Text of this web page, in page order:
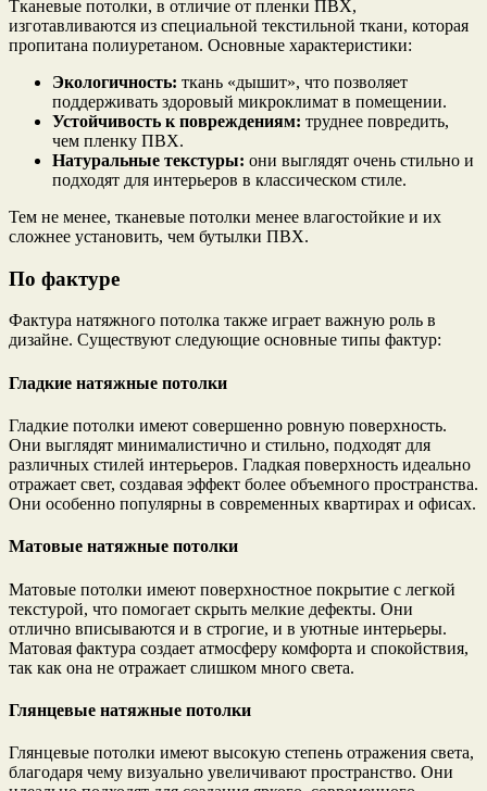
Тканевые потолки, в отличие от пленки ПВХ,
изготавливаются из специальной текстильной ткани, которая
пропитана полиуретаном. Основные характеристики:
Экологичность: ткань «дышит», что позволяет
поддерживать здоровый микроклимат в помещении.
Устойчивость к повреждениям: труднее повредить,
чем пленку ПВХ.
Натуральные текстуры: они выглядят очень стильно и
подходят для интерьеров в классическом стиле.
Тем не менее, тканевые потолки менее влагостойкие и их
сложнее установить, чем бутылки ПВХ.
По фактуре
Фактура натяжного потолка также играет важную роль в
дизайне. Существуют следующие основные типы фактур:
Гладкие натяжные потолки
Гладкие потолки имеют совершенно ровную поверхность.
Они выглядят минималистично и стильно, подходят для
различных стилей интерьеров. Гладкая поверхность идеально
отражает свет, создавая эффект более объемного пространства.
Они особенно популярны в современных квартирах и офисах.
Матовые натяжные потолки
Матовые потолки имеют поверхностное покрытие с легкой
текстурой, что помогает скрыть мелкие дефекты. Они
отлично вписываются и в строгие, и в уютные интерьеры.
Матовая фактура создает атмосферу комфорта и спокойствия,
так как она не отражает слишком много света.
Глянцевые натяжные потолки
Глянцевые потолки имеют высокую степень отражения света,
благодаря чему визуально увеличивают пространство. Они